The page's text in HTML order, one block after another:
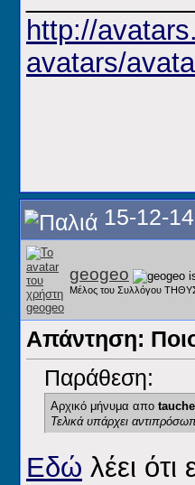
http://
avatars/
15-12-
geogeo
Μέλος του Συλλόγου
Απάντηση:
Παράθεση:
Αρχικό μήνυμα απο
Τελικά υπάρχει
Εδώ λέει